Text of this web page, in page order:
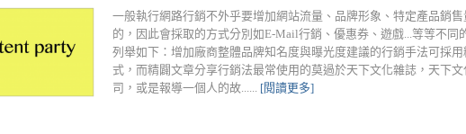
一般執行網路行銷不外乎要增加網站流量、品牌形象、特定產品銷
的，因此會採取的方式分別如E-Mail行銷、優惠券、遊戲...等等不同
列舉如下：增加廠商整體品牌知名度與曝光度建議的行銷手法可採
式，而精闢文章分享行銷法最常使用的莫過於天下文化雜誌，天下
司，或是報導一個人的故...... [閱讀更多]